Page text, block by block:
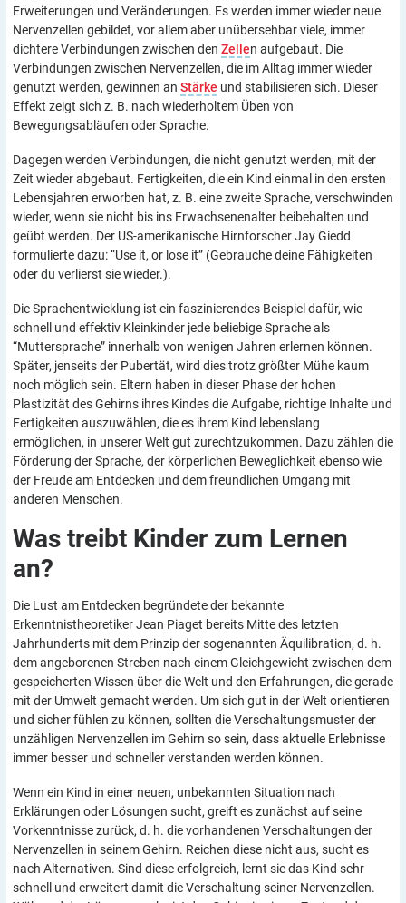
Erweiterungen und Veränderungen. Es werden immer wieder neue
Nervenzellen gebildet, vor allem aber unübersehbar viele, immer
dichtere Verbindungen zwischen den Zellen aufgebaut. Die
Verbindungen zwischen Nervenzellen, die im Alltag immer wieder
genutzt werden, gewinnen an Stärke und stabilisieren sich. Dieser
Effekt zeigt sich z. B. nach wiederholtem Üben von
Bewegungsabläufen oder Sprache.
Dagegen werden Verbindungen, die nicht genutzt werden, mit der
Zeit wieder abgebaut. Fertigkeiten, die ein Kind einmal in den ersten
Lebensjahren erworben hat, z. B. eine zweite Sprache, verschwinden
wieder, wenn sie nicht bis ins Erwachsenenalter beibehalten und
geübt werden. Der US-amerikanische Hirnforscher Jay Giedd
formulierte dazu: “Use it, or lose it” (Gebrauche deine Fähigkeiten
oder du verlierst sie wieder.).
Die Sprachentwicklung ist ein faszinierendes Beispiel dafür, wie
schnell und effektiv Kleinkinder jede beliebige Sprache als
“Muttersprache” innerhalb von wenigen Jahren erlernen können.
Später, jenseits der Pubertät, wird dies trotz größter Mühe kaum
noch möglich sein. Eltern haben in dieser Phase der hohen
Plastizität des Gehirns ihres Kindes die Aufgabe, richtige Inhalte und
Fertigkeiten auszuwählen, die es ihrem Kind lebenslang
ermöglichen, in unserer Welt gut zurechtzukommen. Dazu zählen die
Förderung der Sprache, der körperlichen Beweglichkeit ebenso wie
der Freude am Entdecken und dem freundlichen Umgang mit
anderen Menschen.
Was treibt Kinder zum Lernen
an?
Die Lust am Entdecken begründete der bekannte
Erkenntnistheoretiker Jean Piaget bereits Mitte des letzten
Jahrhunderts mit dem Prinzip der sogenannten Äquilibration, d. h.
dem angeborenen Streben nach einem Gleichgewicht zwischen dem
gespeicherten Wissen über die Welt und den Erfahrungen, die gerade
mit der Umwelt gemacht werden. Um sich gut in der Welt orientieren
und sicher fühlen zu können, sollten die Verschaltungsmuster der
unzähligen Nervenzellen im Gehirn so sein, dass aktuelle Erlebnisse
immer besser und schneller verstanden werden können.
Wenn ein Kind in einer neuen, unbekannten Situation nach
Erklärungen oder Lösungen sucht, greift es zunächst auf seine
Vorkenntnisse zurück, d. h. die vorhandenen Verschaltungen der
Nervenzellen in seinem Gehirn. Reichen diese nicht aus, sucht es
nach Alternativen. Sind diese erfolgreich, lernt sie das Kind sehr
schnell und erweitert damit die Verschaltung seiner Nervenzellen.